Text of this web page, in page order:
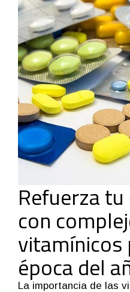
Refuerza
con
vitamínicos
época del
La importancia de las